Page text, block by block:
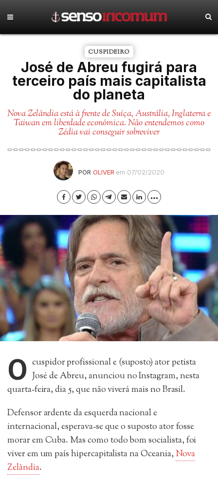
CUSPIDEIRO
José de Abreu fugirá para
terceiro país mais capitalista
do planeta
Nova Zelândia está à frente de Suíça, Austrália, Inglaterra e
Taiwan em liberdade econômica. Não entendemos como
Zédia vai conseguir sobreviver
POR OLIVER em 07/02/2020
O cuspidor profissional e (suposto) ator petista
José de Abreu, anunciou no Instagram, nesta
quarta-feira, dia 5, que não viverá mais no Brasil.
Defensor ardente da esquerda nacional e
internacional, esperava-se que o suposto ator fosse
morar em Cuba. Mas como todo bom socialista, foi
viver em um país hipercapitalista na Oceania, Nova
Zelândia.